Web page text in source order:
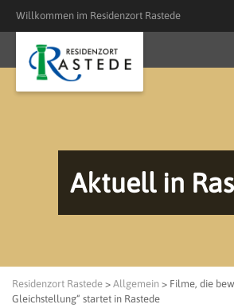
Willkommen im Residenzort Rastede
Aktuell in
Residenzort Rastede > Allgemein > Filme, die
Gleichstellung“ startet in Rastede